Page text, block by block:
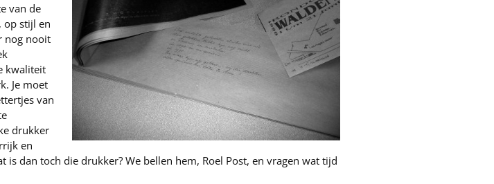
van de
op stijl en
nog nooit
kwaliteit
Je moet
van
drukker
en
dan toch die drukker? We bellen hem, Roel Post, en vragen wat tijd